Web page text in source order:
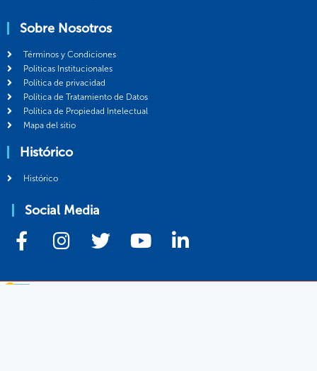
Sobre Nosotros
Términos y Condiciones
Politicas Institucionales
Política de privacidad
Política de Tratamiento de Datos
Política de Propiedad Intelectual
Mapa del sitio
Histórico
Histórico
Social Media